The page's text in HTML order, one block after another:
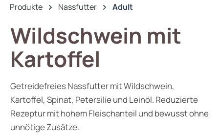
Produkte Nassfutter Adult
Wildschwein mit
Kartoffel
Getreidefreies Nassfutter mit Wildschwein,
Kartoffel, Spinat, Petersilie und Leinöl. Reduzierte
Rezeptur mit hohem Fleischanteil und bewusst ohne
unnötige Zusätze.